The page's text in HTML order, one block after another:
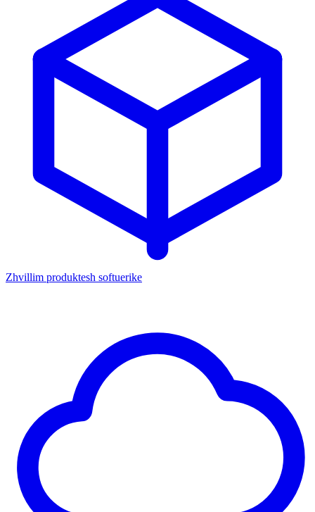
Zhvillim produktesh softuerike